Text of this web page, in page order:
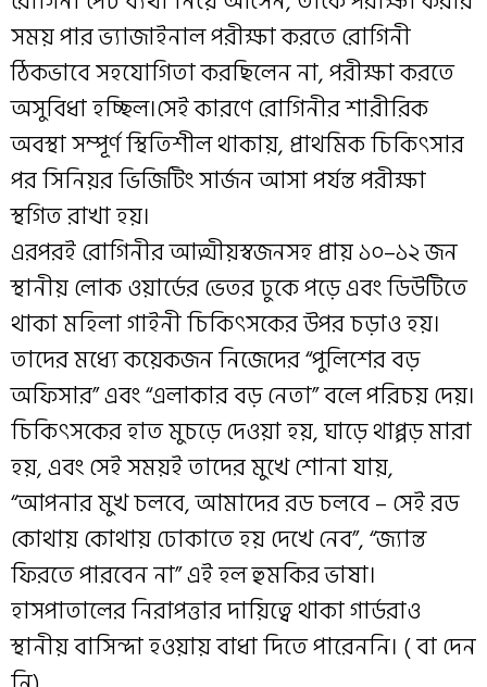
সময় পার ভ্যাজাইনাল পরীক্ষা করতে রোগিনী
ঠিকভাবে সহযোগিতা করছিলেন না, পরীক্ষা করতে
অসুবিধা হচ্ছিল।সেই কারণে রোগিনীর শারীরিক
অবস্থা সম্পূর্ণ স্থিতিশীল থাকায়, প্রাথমিক চিকিৎসার
পর সিনিয়র ভিজিটিং সার্জন আসা পর্যন্ত পরীক্ষা
স্থগিত রাখা হয়।
এরপরই রোগিনীর আত্মীয়স্বজনসহ প্রায় ১০–১২ জন
স্থানীয় লোক ওয়ার্ডের ভেতর ঢুকে পড়ে এবং ডিউটিতে
থাকা মহিলা গাইনী চিকিৎসকের উপর চড়াও হয়।
তাদের মধ্যে কয়েকজন নিজেদের “পুলিশের বড়
অফিসার” এবং “এলাকার বড় নেতা” বলে পরিচয় দেয়।
চিকিৎসকের হাত মুচড়ে দেওয়া হয়, ঘাড়ে থাপ্পড় মারা
হয়, এবং সেই সময়ই তাদের মুখে শোনা যায়,
“আপনার মুখ চলবে, আমাদের রড চলবে – সেই রড
কোথায় কোথায় ঢোকাতে হয় দেখে নেব”, “জ্যান্ত
ফিরতে পারবেন না” এই হল হুমকির ভাষা।
হাসপাতালের নিরাপত্তার দায়িত্বে থাকা গার্ডরাও
স্থানীয় বাসিন্দা হওয়ায় বাধা দিতে পারেননি। ( বা দেন